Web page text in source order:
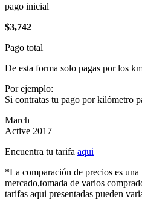
pago inicial
$3,742
Pago total
De esta forma solo pagas por los
Por ejemplo:
Si contratas tu pago por kilómetro
March
Active 2017
Encuentra tu tarifa aqui
*La comparación de precios es una
mercado,tomada de varios
tarifas aqui presentadas pueden